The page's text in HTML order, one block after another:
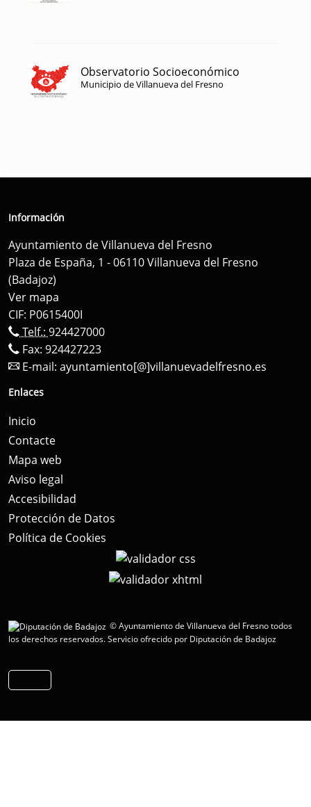
Observatorio Socioeconómico
Municipio de Villanueva del Fresno
Información
Ayuntamiento de Villanueva del Fresno
Plaza de España, 1 - 06110 Villanueva del Fresno
(Badajoz)
Ver mapa
CIF: P0615400I
Telf.: 924427000
Fax: 924427223
E-mail: ayuntamiento[@]villanuevadelfresno.es
Enlaces
Inicio
Contacte
Mapa web
Aviso legal
Accesibilidad
Protección de Datos
Política de Cookies
© Ayuntamiento de Villanueva del Fresno todos
los derechos reservados.Servicio ofrecido por Diputación de Badajoz